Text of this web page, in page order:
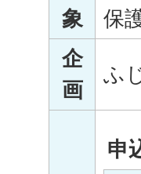
象
保
企
画
ふ
申